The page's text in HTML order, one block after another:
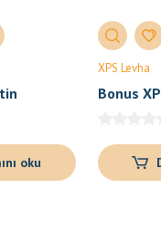
oku
XPS Levha
Bonus